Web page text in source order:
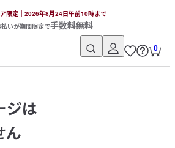
限定｜2026年8月24日午前10時まで
いが期間限定で手数料無料
0
ジは
ん